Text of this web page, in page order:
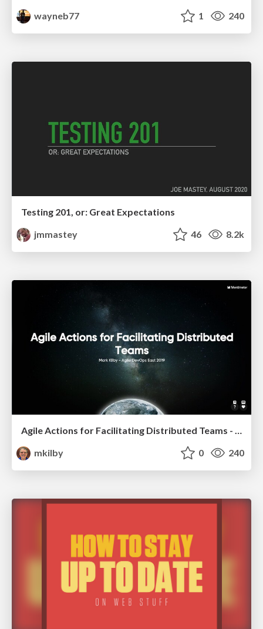
wayneb77 1 240
Testing 201, or: Great Expectations
jmmastey
46 8.2k
Agile Actions for Facilitating Distributed Teams - ADO2019
mkilby
0 240